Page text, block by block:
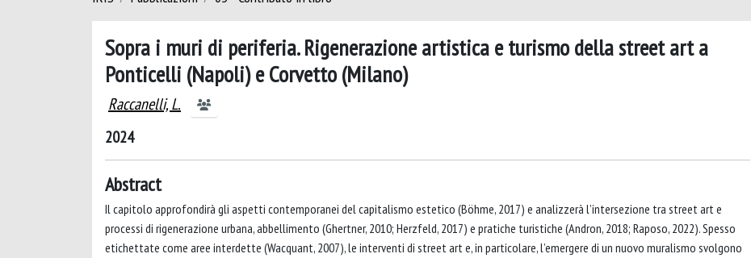
Sopra i muri di periferia. Rigenerazione artistica e turismo della street art a
Ponticelli (Napoli) e Corvetto (Milano)
Raccanelli, L.
2024
Abstract
Il capitolo approfondirà gli aspetti contemporanei del capitalismo estetico (Böhme, 2017) e analizzerà l’intersezione tra street art e
processi di rigenerazione urbana, abbellimento (Ghertner, 2010; Herzfeld, 2017) e pratiche turistiche (Andron, 2018; Raposo, 2022). Spesso
etichettate come aree interdette (Wacquant, 2007), le interventi di street art e, in particolare, l’emergere di un nuovo muralismo svolgono